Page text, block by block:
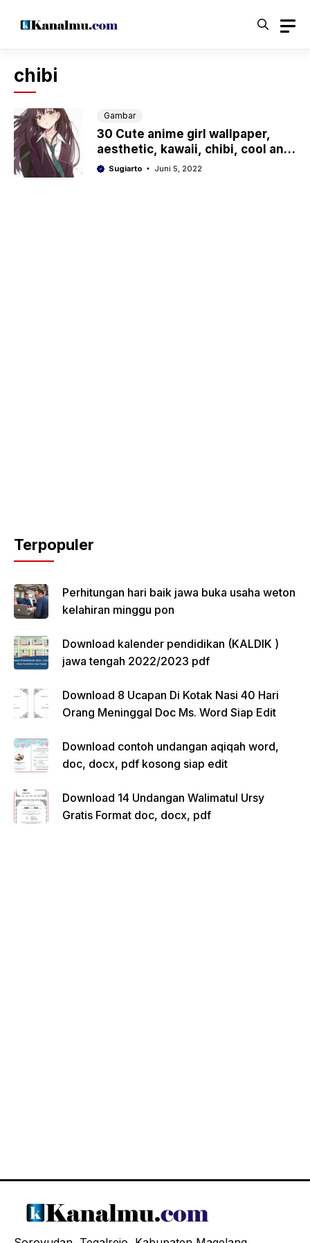
chibi
Gambar
30 Cute anime girl wallpaper,
aesthetic, kawaii, chibi, cool and
sadSugiarto Juni 5, 2022
Terpopuler
Perhitungan hari baik jawa buka usaha weton
kelahiran minggu pon
Download kalender pendidikan (KALDIK )
jawa tengah 2022/2023 pdf
Download 8 Ucapan Di Kotak Nasi 40 Hari
Orang Meninggal Doc Ms. Word Siap Edit
Download contoh undangan aqiqah word,
doc, docx, pdf kosong siap edit
Download 14 Undangan Walimatul Ursy
Gratis Format doc, docx, pdf